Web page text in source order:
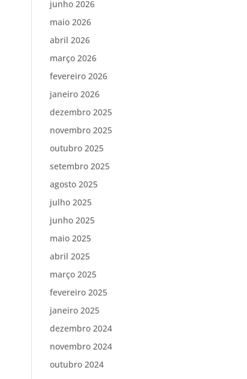
junho 2026
maio 2026
abril 2026
março 2026
fevereiro 2026
janeiro 2026
dezembro 2025
novembro 2025
outubro 2025
setembro 2025
agosto 2025
julho 2025
junho 2025
maio 2025
abril 2025
março 2025
fevereiro 2025
janeiro 2025
dezembro 2024
novembro 2024
outubro 2024